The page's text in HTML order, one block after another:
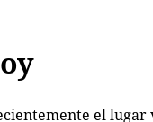
el